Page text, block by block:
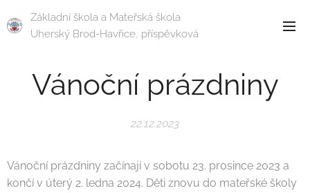
Základní škola a Mateřská škola
Uherský Brod-Havřice, příspěvková
Vánoční prázdniny
22.12.2023
Vánoční prázdniny začínají v sobotu 23. prosince 2023 a
končí v úterý 2. ledna 2024. Děti znovu do mateřské školy